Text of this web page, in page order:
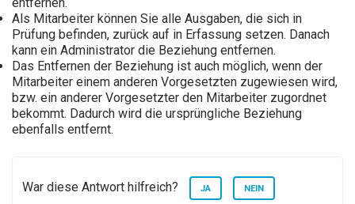
Als Mitarbeiter können Sie alle Ausgaben, die sich in
Prüfung befinden, zurück auf in Erfassung setzen. Danach
kann ein Administrator die Beziehung entfernen.
Das Entfernen der Beziehung ist auch möglich, wenn der
Mitarbeiter einem anderen Vorgesetzten zugewiesen wird,
bzw. ein anderer Vorgesetzter den Mitarbeiter zugordnet
bekommt. Dadurch wird die ursprüngliche Beziehung
ebenfalls entfernt.
War diese Antwort hilfreich? JA NEIN